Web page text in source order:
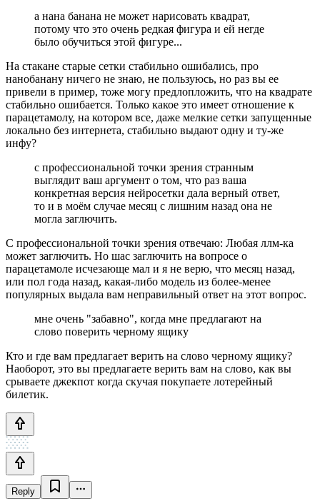
а нана банана не может нарисовать квадрат,
потому что это очень редкая фигура и ей негде
было обучиться этой фигуре...
На стакане старые сетки стабильно ошибались, про
нанобанану ничего не знаю, не пользуюсь, но раз вы ее
привели в пример, тоже могу предлопложить, что на квадрате
стабильно ошибается. Только какое это имеет отношение к
парацетамолу, на котором все, даже мелкие сетки запущенные
локально без интернета, стабильно выдают одну и ту-же
инфу?
с профессиональной точки зрения странным
выглядит ваш аргумент о том, что раз ваша
конкретная версия нейросетки дала верный ответ,
то и в моём случае месяц с лишним назад она не
могла заглючить.
С профессиональной точки зрения отвечаю: Любая ллм-ка
может заглючить. Но шас заглючить на вопросе о
парацетамоле исчезающе мал и я не верю, что месяц назад,
или пол года назад, какая-либо модель из более-менее
популярных выдала вам неправильный ответ на этот вопрос.
мне очень "забавно", когда мне предлагают на
слово поверить черному ящику
Кто и где вам предлагает верить на слово черному ящику?
Наоборот, это вы предлагаете верить вам на слово, как вы
срываете джекпот когда скучая покупаете лотерейный
билетик.
Reply